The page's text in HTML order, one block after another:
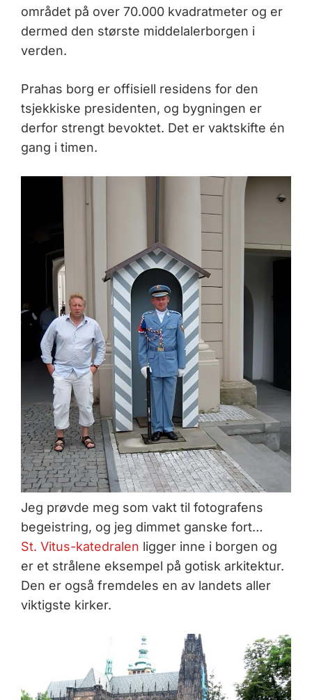
området på over 70.000 kvadratmeter og er
dermed den største middelalerborgen i
verden.
Prahas borg er offisiell residens for den
tsjekkiske presidenten, og bygningen er
derfor strengt bevoktet. Det er vaktskifte én
gang i timen.
Jeg prøvde meg som vakt til fotografens
begeistring, og jeg dimmet ganske fort…
St. Vitus-katedralen ligger inne i borgen og
er et strålene eksempel på gotisk arkitektur.
Den er også fremdeles en av landets aller
viktigste kirker.